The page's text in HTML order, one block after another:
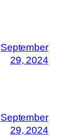
September
29, 2024
September
29, 2024